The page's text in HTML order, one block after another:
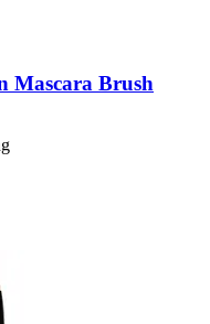
Mascara Brush